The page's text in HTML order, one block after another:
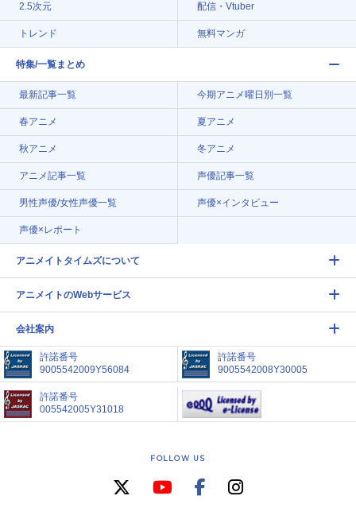
2.5次元 配信・Vtuber
トレンド 無料マンガ
特集/一覧まとめ
最新記事一覧 今期アニメ曜日別一覧
春アニメ 夏アニメ
秋アニメ 冬アニメ
アニメ記事一覧 声優記事一覧
男性声優/女性声優一覧 声優×インタビュー
声優×レポート
アニメイトタイムズについて
アニメイトのWebサービス
会社案内
許諾番号
9005542009Y56084
許諾番号
9005542008Y30005
許諾番号
005542005Y31018
FOLLOW US